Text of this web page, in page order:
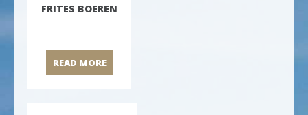
FRITES BOEREN
READ MOREFRITES BOEREN